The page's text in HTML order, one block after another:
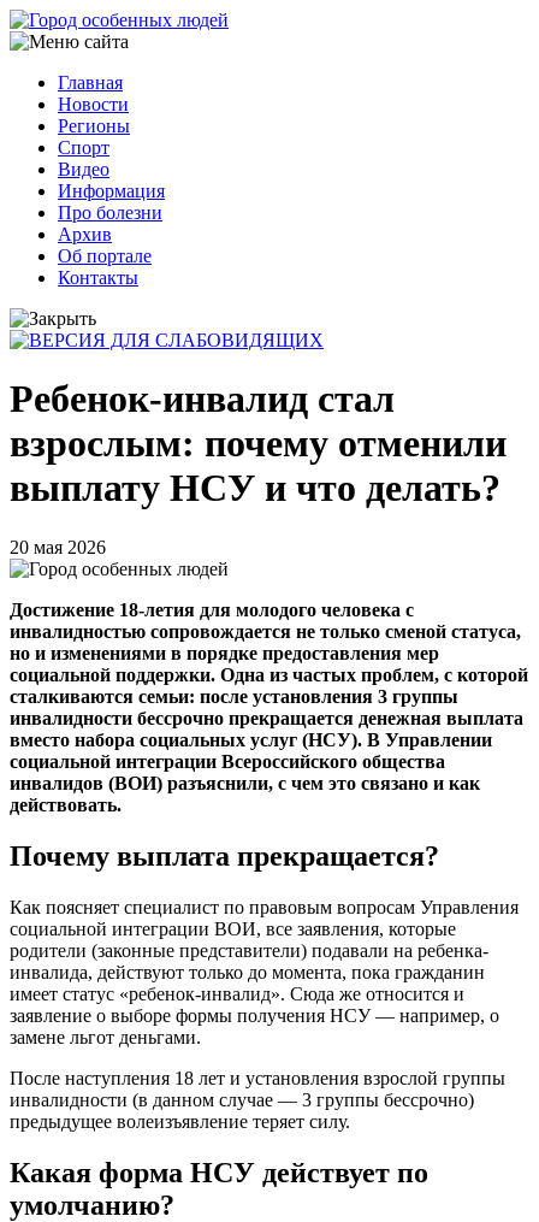
Перейти
к
содержанию
Основная
навигация
Главная
Новости
Регионы
Спорт
Видео
Информация
Про болезни
Архив
Об портале
Контакты
Ребенок-инвалид стал
взрослым: почему отменили
выплату НСУ и что делать?
20 мая 2026
Достижение 18-летия для молодого человека с
инвалидностью сопровождается не только сменой статуса,
но и изменениями в порядке предоставления мер
социальной поддержки. Одна из частых проблем, с которой
сталкиваются семьи: после установления 3 группы
инвалидности бессрочно прекращается денежная выплата
вместо набора социальных услуг (НСУ). В Управлении
социальной интеграции Всероссийского общества
инвалидов (ВОИ) разъяснили, с чем это связано и как
действовать.
Почему выплата прекращается?
Как поясняет специалист по правовым вопросам Управления
социальной интеграции ВОИ, все заявления, которые
родители (законные представители) подавали на ребенка-
инвалида, действуют только до момента, пока гражданин
имеет статус «ребенок-инвалид». Сюда же относится и
заявление о выборе формы получения НСУ — например, о
замене льгот деньгами.
После наступления 18 лет и установления взрослой группы
инвалидности (в данном случае — 3 группы бессрочно)
предыдущее волеизъявление теряет силу.
Какая форма НСУ действует по
умолчанию?